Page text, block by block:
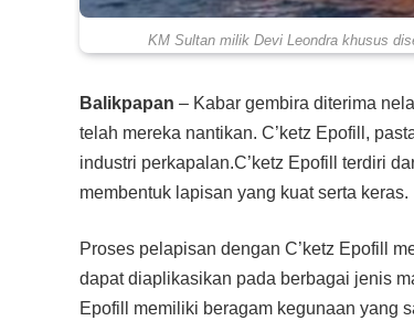
KM Sultan milik Devi Leondra khusus
Balikpapan – Kabar gembira diterima
telah mereka nantikan. C’ketz Epofill,
industri perkapalan.C’ketz Epofill terdiri
membentuk lapisan yang kuat serta keras.
Proses pelapisan dengan C’ketz Epofill
dapat diaplikasikan pada berbagai jenis
Epofill memiliki beragam kegunaan yang